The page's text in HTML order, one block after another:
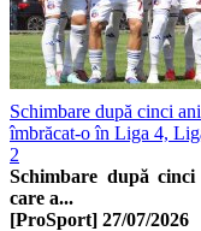
Schimbare după cinci
îmbrăcat-o în Liga 4,
2
Schimbare după
care a...
[ProSport] 27/07/2026